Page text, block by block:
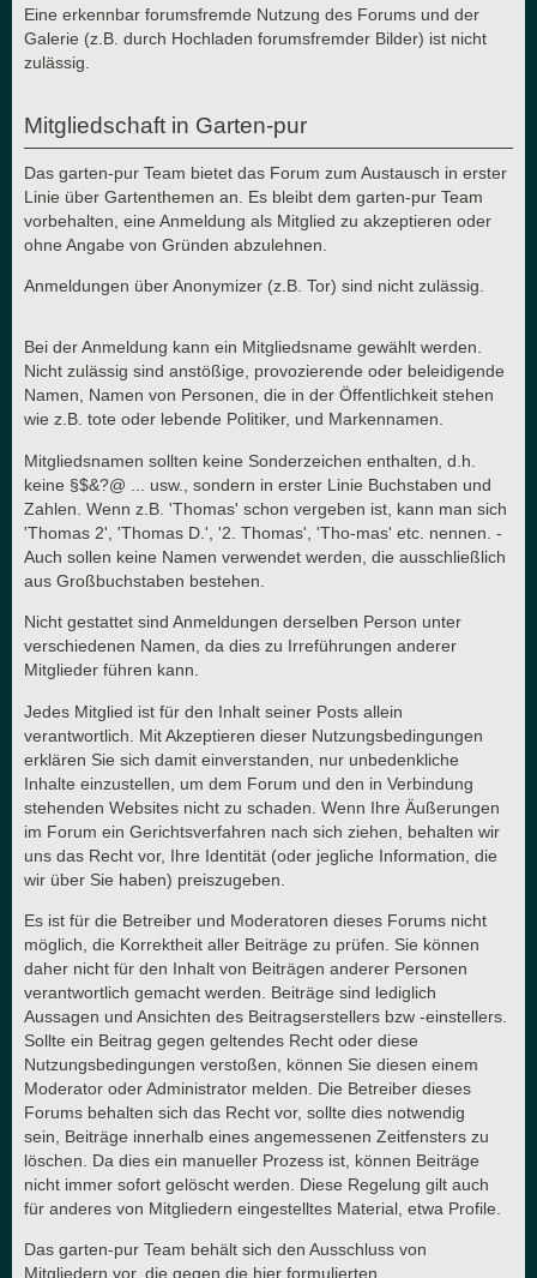
Eine erkennbar forumsfremde Nutzung des Forums und der
Galerie (z.B. durch Hochladen forumsfremder Bilder) ist nicht
zulässig.
Mitgliedschaft in Garten-pur
Das garten-pur Team bietet das Forum zum Austausch in erster
Linie über Gartenthemen an. Es bleibt dem garten-pur Team
vorbehalten, eine Anmeldung als Mitglied zu akzeptieren oder
ohne Angabe von Gründen abzulehnen.
Anmeldungen über Anonymizer (z.B. Tor) sind nicht zulässig.
Bei der Anmeldung kann ein Mitgliedsname gewählt werden.
Nicht zulässig sind anstößige, provozierende oder beleidigende
Namen, Namen von Personen, die in der Öffentlichkeit stehen
wie z.B. tote oder lebende Politiker, und Markennamen.
Mitgliedsnamen sollten keine Sonderzeichen enthalten, d.h.
keine §$&?@ ... usw., sondern in erster Linie Buchstaben und
Zahlen. Wenn z.B. 'Thomas' schon vergeben ist, kann man sich
'Thomas 2', 'Thomas D.', '2. Thomas', 'Tho-mas' etc. nennen. -
Auch sollen keine Namen verwendet werden, die ausschließlich
aus Großbuchstaben bestehen.
Nicht gestattet sind Anmeldungen derselben Person unter
verschiedenen Namen, da dies zu Irreführungen anderer
Mitglieder führen kann.
Jedes Mitglied ist für den Inhalt seiner Posts allein
verantwortlich. Mit Akzeptieren dieser Nutzungsbedingungen
erklären Sie sich damit einverstanden, nur unbedenkliche
Inhalte einzustellen, um dem Forum und den in Verbindung
stehenden Websites nicht zu schaden. Wenn Ihre Äußerungen
im Forum ein Gerichtsverfahren nach sich ziehen, behalten wir
uns das Recht vor, Ihre Identität (oder jegliche Information, die
wir über Sie haben) preiszugeben.
Es ist für die Betreiber und Moderatoren dieses Forums nicht
möglich, die Korrektheit aller Beiträge zu prüfen. Sie können
daher nicht für den Inhalt von Beiträgen anderer Personen
verantwortlich gemacht werden. Beiträge sind lediglich
Aussagen und Ansichten des Beitragserstellers bzw -einstellers.
Sollte ein Beitrag gegen geltendes Recht oder diese
Nutzungsbedingungen verstoßen, können Sie diesen einem
Moderator oder Administrator melden. Die Betreiber dieses
Forums behalten sich das Recht vor, sollte dies notwendig
sein, Beiträge innerhalb eines angemessenen Zeitfensters zu
löschen. Da dies ein manueller Prozess ist, können Beiträge
nicht immer sofort gelöscht werden. Diese Regelung gilt auch
für anderes von Mitgliedern eingestelltes Material, etwa Profile.
Das garten-pur Team behält sich den Ausschluss von
Mitgliedern vor, die gegen die hier formulierten